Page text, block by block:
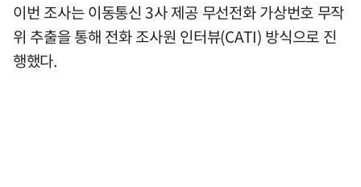
이번 조사는 이동통신 3사 제공 무선전화 가상번호 무작
위 추출을 통해 전화 조사원 인터뷰(CATI) 방식으로 진
행했다.